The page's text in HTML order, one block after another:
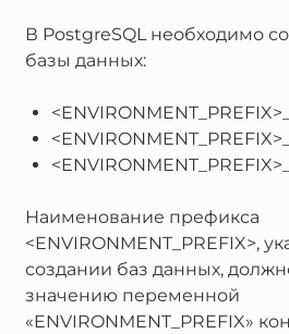
В PostgreSQL необходимо
базы данных:
Наименование префикса
<ENVIRONMENT_PREFIX>,
создании баз данных,
значению переменной
«ENVIRONMENT_PREFIX»